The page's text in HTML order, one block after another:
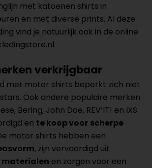
met katoenen shirts in
en met diverse prints. Al deze
vind je natuurlijk ook in de online
verkrijgbaar
met motor shirts beperkt zich niet
Ook andere populaire merken
Bering, John Doe, REV’IT! en IXS
en te koop voor scherpe
motor shirts hebben een
, zijn vervaardigd uit
en zorgen voor een